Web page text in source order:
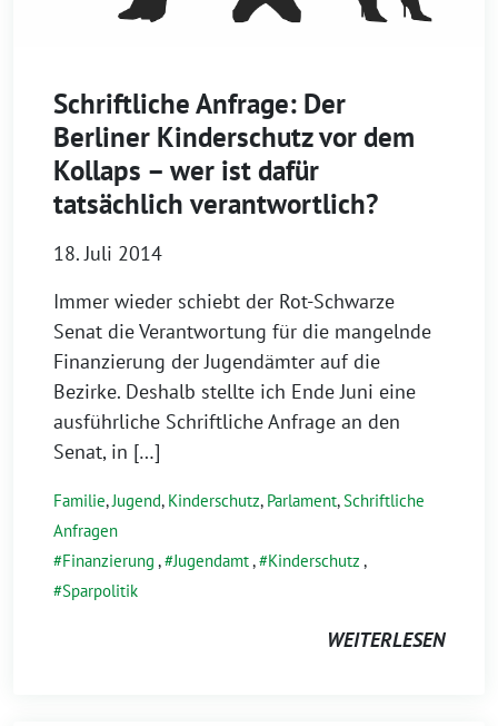
Schriftliche Anfrage: Der
Berliner Kinderschutz vor dem
Kollaps – wer ist dafür
tatsächlich verantwortlich?
18. Juli 2014
Immer wieder schiebt der Rot-Schwarze
Senat die Verantwortung für die mangelnde
Finanzierung der Jugendämter auf die
Bezirke. Deshalb stellte ich Ende Juni eine
ausführliche Schriftliche Anfrage an den
Senat, in […]
Familie, Jugend, Kinderschutz, Parlament,Schriftliche
Anfragen
Finanzierung , Jugendamt, Kinderschutz ,
Sparpolitik
WEITERLESEN